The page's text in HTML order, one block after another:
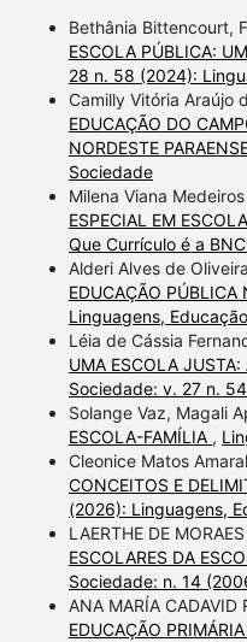
Bethânia Bittencourt,
ESCOLA PÚBLICA:
28 n. 58 (2024):
Camilly Vitória Araújo
EDUCAÇÃO DO
NORDESTE
Sociedade
Milena Viana
ESPECIAL EM
Que Currículo é a
Alderi Alves de
EDUCAÇÃO PÚBLICA
Linguagens,
Léia de Cássia
UMA ESCOLA
Sociedade: v. 27 n.
Solange Vaz, Magali
ESCOLA-FAMÍLIA ,
Cleonice Matos
CONCEITOS E
(2026): Linguagens,
LAERTHE DE
ESCOLARES DA
Sociedade: n. 14
ANA MARÍA CADAVID
EDUCAÇÃO